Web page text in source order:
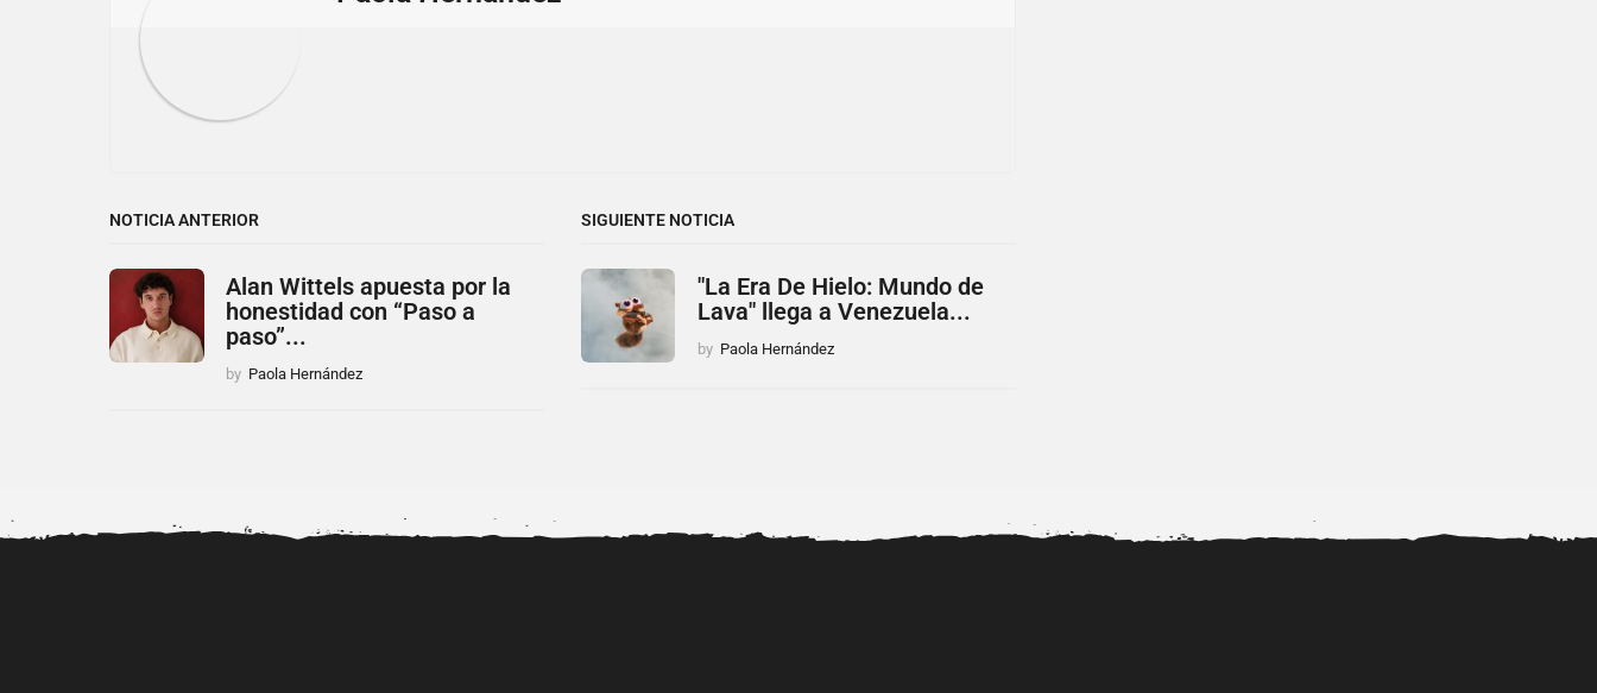
NOTICIA ANTERIOR
Alan Wittels apuesta por la
honestidad con “Paso a
paso”...
by Paola Hernández
SIGUIENTE NOTICIA
"La Era De Hielo: Mundo de
Lava" llega a Venezuela...
by Paola Hernández